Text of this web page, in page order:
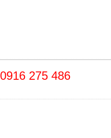
0916 275 486